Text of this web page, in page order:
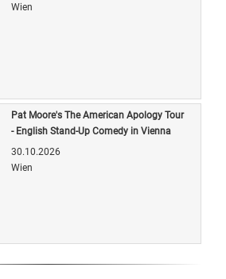
Wien
Pat Moore's The American Apology Tour
- English Stand-Up Comedy in Vienna
30.10.2026
Wien